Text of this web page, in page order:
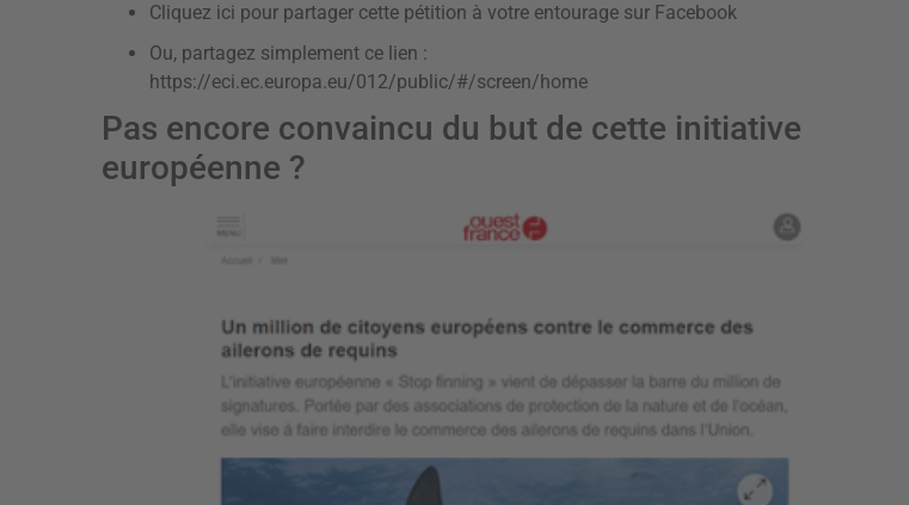
Cliquez ici pour partager cette pétition à votre entourage sur Facebook
Ou, partagez simplement ce lien :
https://eci.ec.europa.eu/012/public/#/screen/home
Pas encore convaincu du but de cette initiative
européenne ?